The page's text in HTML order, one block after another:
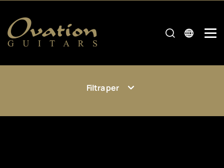
Filtra per